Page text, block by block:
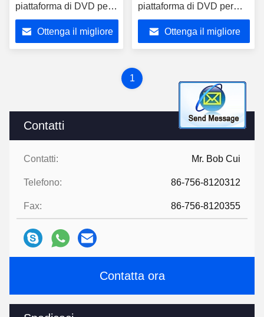
Contatti
Contatti: Mr. Bob Cui
Telefono: 86-756-8120312
Fax: 86-756-8120355
Contatta ora
piattaforma di DVD per
stereotipia 2002-2010 di
multimedia
dell'automobile di
Ottenga il migliore
piattaforma di DVD per
stereotipia 2002-2010 di
multimedia dell'automobile
di Porsche Cayenne
Ottenga il migliore
1